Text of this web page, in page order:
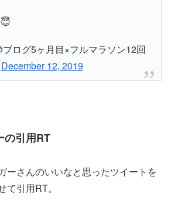
ログ5ヶ月目×フルマラソン12回
December 12, 2019
の引用RT
ーさんのいいなと思ったツイートを
て引用RT。